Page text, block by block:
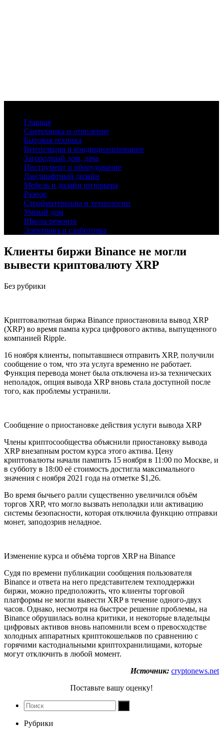
Главная
Сантехника и отопление
Бытовая техника
Вентиляция и кондиционирование
Загородный дом, дача
Инструмент и оборудование
Ландшафтный дизайн
Мебель и дизайн интерьера
Разное
Стройматериалы и технологии
Умный дом
Школа ремонта
Электрика и слаботочка
Клиенты биржи Binance не могли
вывести криптовалюту XRP
Без рубрики
Криптовалютная биржа Binance приостановила вывод XRP
(XRP) во время пампа курса цифрового актива, выпущенного
компанией Ripple.
16 ноября клиенты, попытавшиеся отправить XRP, получили
сообщение о том, что эта услуга временно не работает.
Функция перевода монет была отключена из-за технических
неполадок, опция вывода XRP вновь стала доступной после
того, как проблемы устранили.
Сообщение о приостановке действия услуги вывода XRP
Члены криптосообщества объяснили приостановку вывода
XRP внезапным ростом курса этого актива. Цену
криптовалюты начали пампить 15 ноября в 11:00 по Москве, и
в субботу в 18:00 её стоимость достигла максимального
значения с ноября 2021 года на отметке $1,26.
Во время бычьего ралли существенно увеличился объём
торгов XRP, что могло вызвать неполадки или активацию
системы безопасности, которая отключила функцию отправки
монет, заподозрив неладное.
Изменение курса и объёма торгов XRP на Binance
Судя по времени публикации сообщения пользователя
Binance и ответа на него представителем техподдержки
биржи, можно предположить, что клиенты торговой
платформы не могли вывести XRP в течение одного-двух
часов. Однако, несмотря на быстрое решение проблемы, на
Binance обрушилась волна критики, и некоторые владельцы
цифровых активов вновь напомнили всем о превосходстве
холодных аппаратных криптокошельков по сравнению с
горячими кастодиальными криптохранилищами, которые
могут отключить в любой момент.
Источник: cryptonews.net
Поставьте вашу оценку!
Рубрики